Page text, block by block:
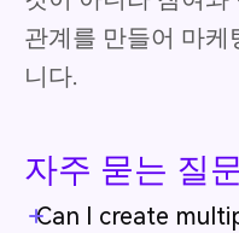
관계를 만들어 마케
니다.
자주 묻는 질
Can I create